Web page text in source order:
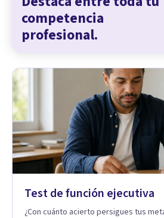
competencia
profesional.
Test de función ejecutiva
¿Con cuánto acierto persigues tus